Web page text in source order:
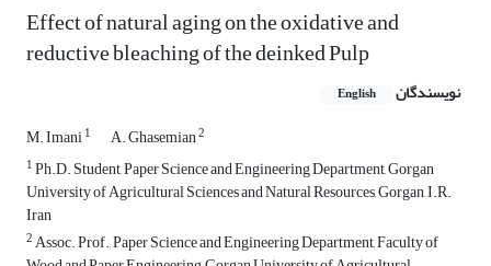
Effect of natural aging on the oxidative and
reductive bleaching of the deinked Pulp
نویسندگان English
M. Imani1 A. Ghasemian2
1Ph.D. Student, Paper Science and Engineering Department, Gorgan
University of Agricultural Sciences and Natural Resources, Gorgan, I.R.
Iran
2Assoc. Prof., Paper Science and Engineering Department, Faculty of